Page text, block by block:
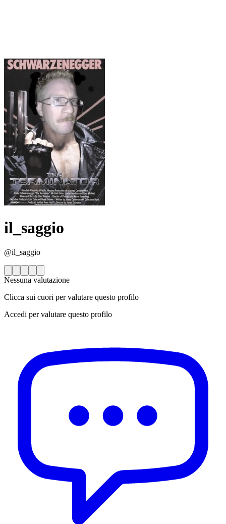
il_saggio
@il_saggio
Nessuna valutazione
Clicca sui cuori per valutare questo profilo
Accedi per valutare questo profilo